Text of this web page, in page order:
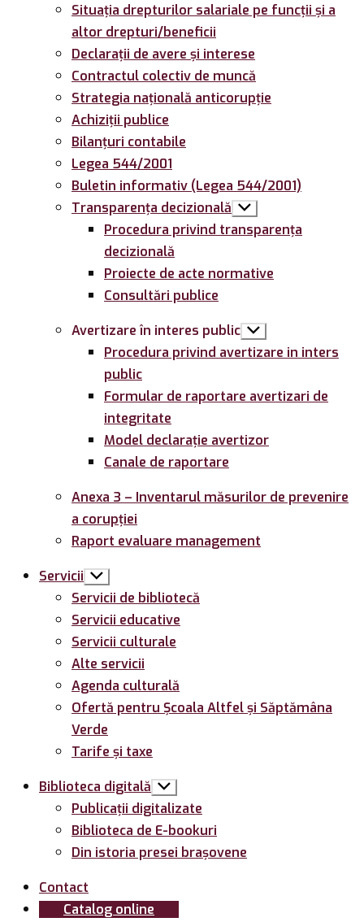
Situația drepturilor salariale pe funcții și a
altor drepturi/beneficii
Declarații de avere și interese
Contractul colectiv de muncă
Strategia națională anticorupție
Achiziții publice
Bilanțuri contabile
Legea 544/2001
Buletin informativ (Legea 544/2001)
Transparența decizională Arată
submeniul
Procedura privind transparența
decizională
Proiecte de acte normative
Consultări publice
Avertizare în interes public Arată
submeniul
Procedura privind avertizare in inters
public
Formular de raportare avertizari de
integritate
Model declarație avertizor
Canale de raportare
Anexa 3 – Inventarul măsurilor de prevenire
a corupției
Raport evaluare management
Servicii Arată
submeniul
Servicii de bibliotecă
Servicii educative
Servicii culturale
Alte servicii
Agenda culturală
Ofertă pentru Şcoala Altfel și Săptămâna
Verde
Tarife și taxe
Biblioteca digitală Arată
submeniul
Publicații digitalizate
Biblioteca de E-bookuri
Din istoria presei brașovene
Contact
Catalog online